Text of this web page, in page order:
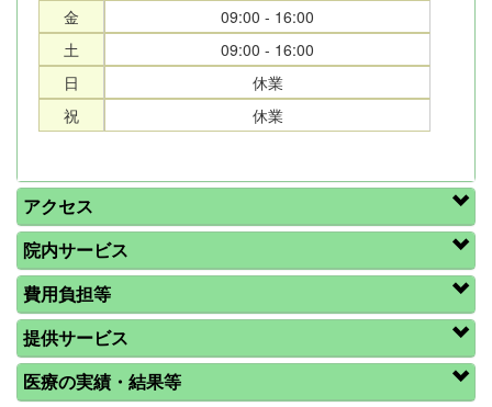
金
09:00 - 16:00
土
09:00 - 16:00
日
休業
祝
休業
アクセス
院内サービス
費用負担等
提供サービス
医療の実績・結果等